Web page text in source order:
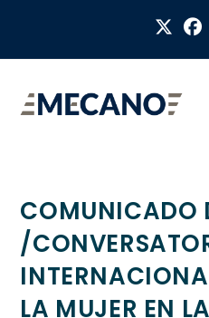
COMUNICADO
/
LA MUJER EN